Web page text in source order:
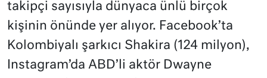
takipçi sayısıyla dünyaca ünlü birçok
kişinin önünde yer alıyor. Facebook’ta
Kolombiyalı şarkıcı Shakira (124 milyon),
Instagram’da ABD’li aktör Dwayne